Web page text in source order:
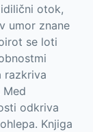
otok,
umor znane
se loti
razkriva
odkriva
Knjiga